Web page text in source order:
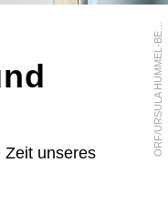
O
R
F
/
U
R
S
U
L
A
H
U
M
M
E
L
-
B
E
R
G
E
R
Zeit unseres